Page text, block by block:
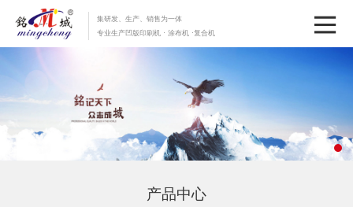
集研发、生产、销售为一体
专业生产凹版印刷机 · 涂布机 ·复合机
产品中心